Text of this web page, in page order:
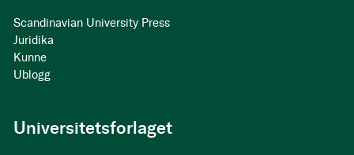
Scandinavian University Press
Juridika
Kunne
Ublogg
Universitetsforlaget